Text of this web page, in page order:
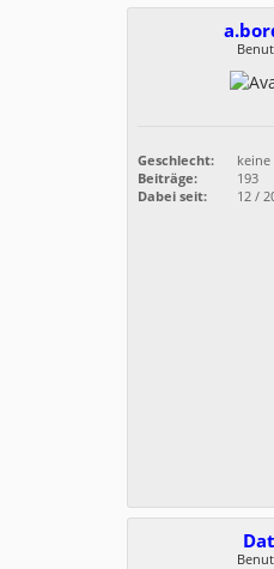
Geschlecht:
keine
Beiträge:
193
Dabei seit:
12 /